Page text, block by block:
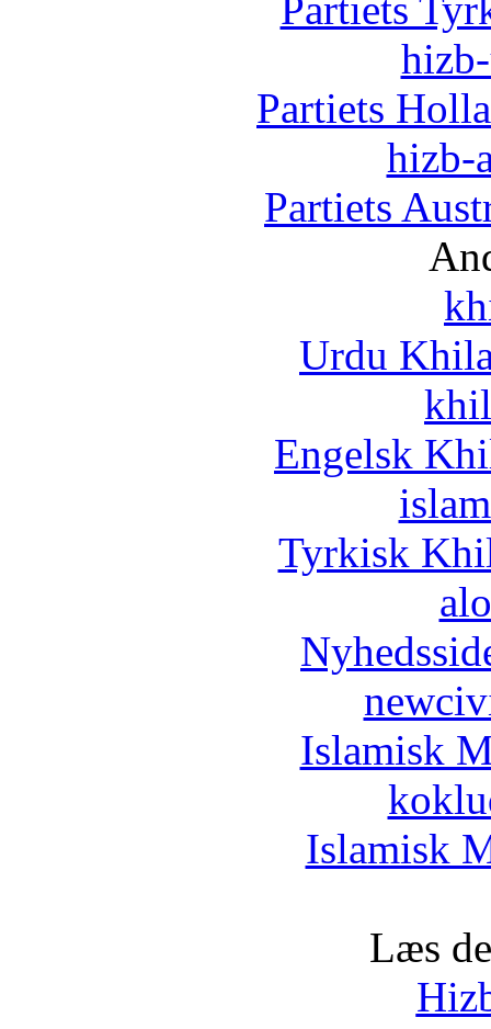
Partiets
hizb-
Partiets
Urdu
Engelsk
Tyrkisk
Islamisk
Islamisk
Læs